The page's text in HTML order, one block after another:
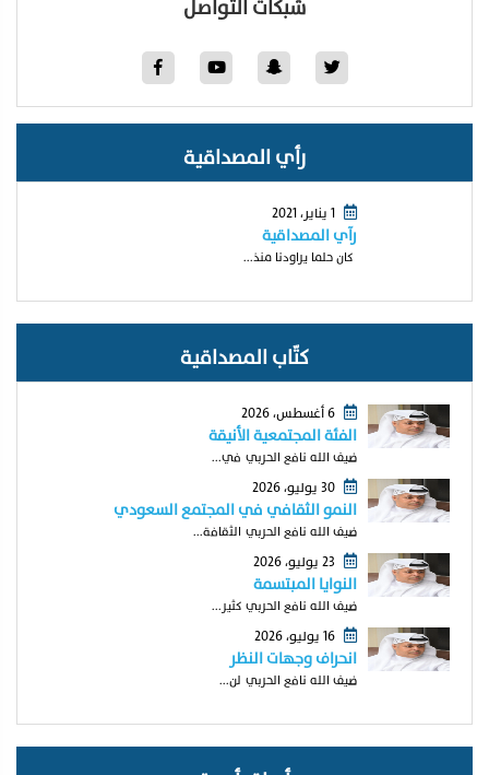
شبكات التواصل
رأي المصداقية
1 يناير، 2021
رآي المصداقية
كان حلما يراودنا منذ...
كتّاب المصداقية
6 أغسطس، 2026
الفئة المجتمعية الأنيقة
ضيف الله نافع الحربي في...
30 يوليو، 2026
النمو الثقافي في المجتمع السعودي
ضيف الله نافع الحربي الثقافة...
النوايا المبتسمة
ضيف الله نافع الحربي كثير...
16 يوليو، 2026
انحراف وجهات النظر
ضيف الله نافع الحربي لن...